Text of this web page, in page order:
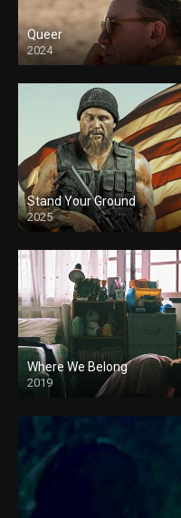
Queer
2024
Stand Your Ground
2025
Where We Belong
2019